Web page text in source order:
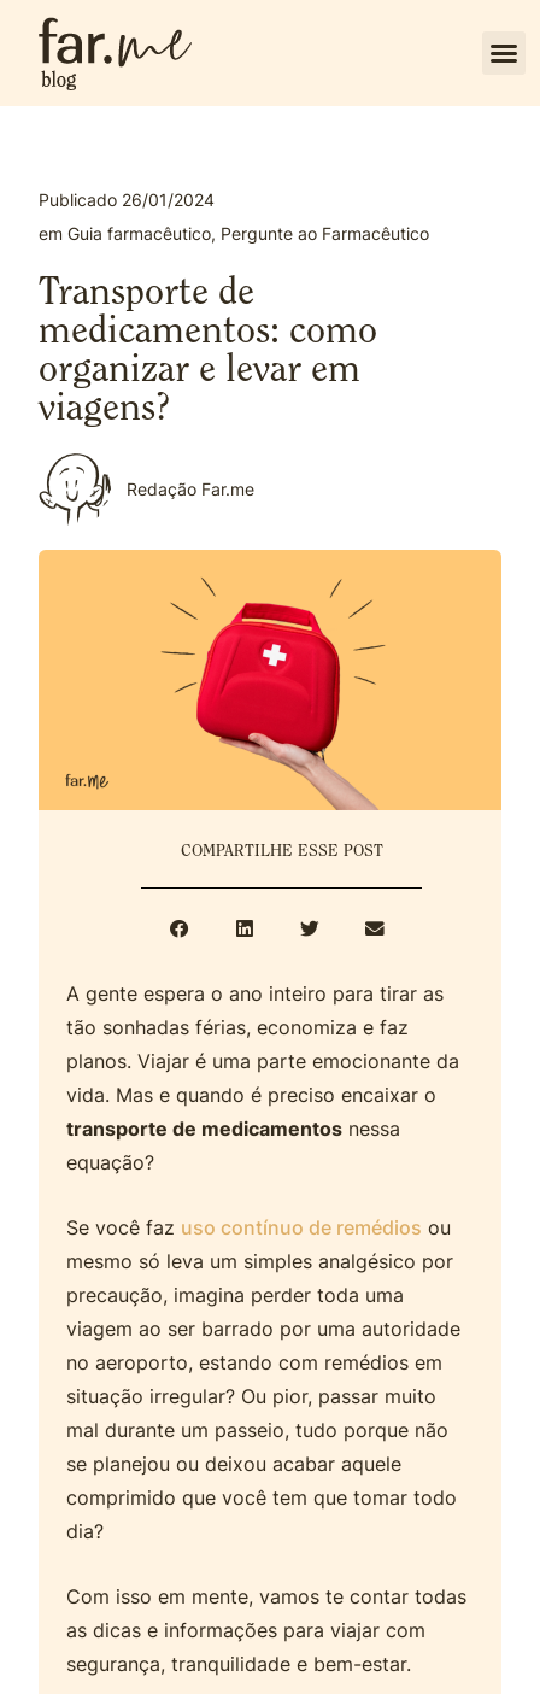
Publicado 26/01/2024
em Guia farmacêutico, Pergunte ao Farmacêutico
Transporte de
medicamentos: como
organizar e levar em
viagens?
Redação Far.me
COMPARTILHE ESSE POST
A gente espera o ano inteiro para tirar as
tão sonhadas férias, economiza e faz
planos. Viajar é uma parte emocionante da
vida. Mas e quando é preciso encaixar o
transporte de medicamentos nessa
equação?
Se você faz uso contínuo de remédios ou
mesmo só leva um simples analgésico por
precaução, imagina perder toda uma
viagem ao ser barrado por uma autoridade
no aeroporto, estando com remédios em
situação irregular? Ou pior, passar muito
mal durante um passeio, tudo porque não
se planejou ou deixou acabar aquele
comprimido que você tem que tomar todo
dia?
Com isso em mente, vamos te contar todas
as dicas e informações para viajar com
segurança, tranquilidade e bem-estar.